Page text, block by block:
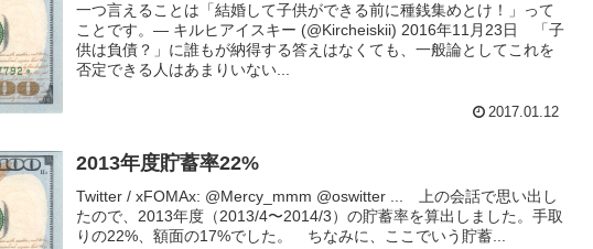
一つ言えることは「結婚して子供ができる前に種銭集めとけ！」って
ことです。— キルヒアイスキー (@Kircheiskii) 2016年11月23日 「子
供は負債？」に誰もが納得する答えはなくても、一般論としてこれを
否定できる人はあまりいない...
2017.01.12
2013年度貯蓄率22%
Twitter / xFOMAx: @Mercy_mmm @oswitter ... 上の会話で思い出し
たので、2013年度（2013/4〜2014/3）の貯蓄率を算出しました。手取
りの22%、額面の17%でした。 ちなみに、ここでいう貯蓄...